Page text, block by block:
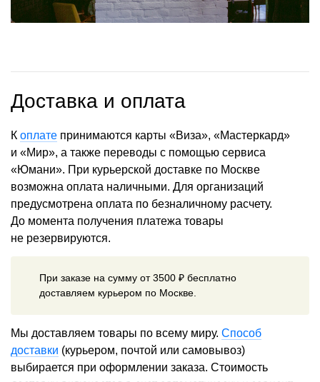
Доставка и оплата
К оплате принимаются карты «Виза», «Мастеркард»
и «Мир», а также переводы с помощью сервиса
«Юмани». При курьерской доставке по Москве
возможна оплата наличными. Для организаций
предусмотрена оплата по безналичному расчету.
До момента получения платежа товары
не резервируются.
При заказе на сумму от 3500 ₽ бесплатно
доставляем курьером по Москве.
Мы доставляем товары по всему миру. Способ
доставки (курьером, почтой или самовывоз)
выбирается при оформлении заказа. Стоимость